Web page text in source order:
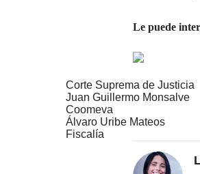
Le puede
Corte Suprema de Justicia
Juan Guillermo Monsalve
Coomeva
Álvaro Uribe Mateos
Fiscalía